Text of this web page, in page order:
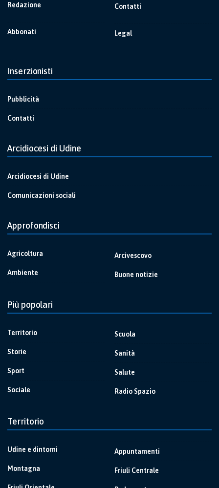
Redazione
Abbonati
Contatti
Legal
Inserzionisti
Pubblicità
Contatti
Arcidiocesi di Udine
Arcidiocesi di Udine
Comunicazioni sociali
Approfondisci
Agricoltura
Ambiente
Arcivescovo
Buone notizie
Più popolari
Territorio
Storie
Sport
Sociale
Scuola
Sanità
Salute
Radio Spazio
Territorio
Udine e dintorni
Montagna
Appuntamenti
Friuli Centrale